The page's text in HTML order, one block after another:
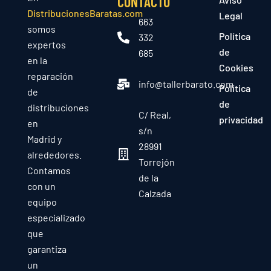
DistribucionesBaratas.com
somos
expertos
en la
reparación
de
distribuciones
en
Madrid y
alrededores.
Contamos
con un
equipo
especializado
que
garantiza
un
663
332
685
info@tallerbarato.com
C/ Real,
s/n
28991
Torrejón
de la
Calzada
Legal
Política
de
Cookies
Política
de
privacidad